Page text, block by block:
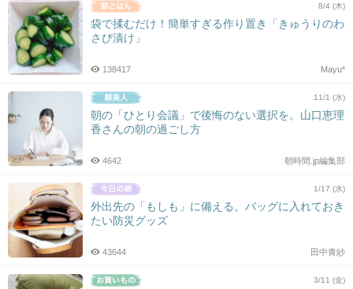
8/4 (木)
袋で揉むだけ！簡単すぎる作り置き「きゅうりのわ
さび漬け」
Mayu*
138417
11/1 (水)
朝の「ひとり会議」で後悔のない選択を。山口恵理
香さんの朝の過ごし方
朝時間.jp編集部
4642
1/17 (水)
外出先の「もしも」に備える。バッグに入れておき
たい防災グッズ
田中青紗
43644
3/11 (金)